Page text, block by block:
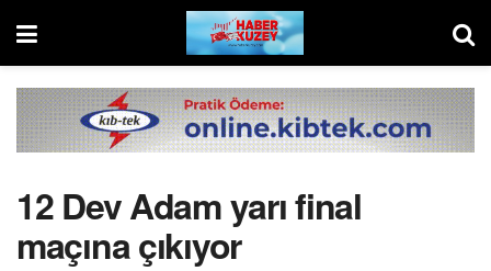
12 Dev Adam yarı final
maçına çıkıyor